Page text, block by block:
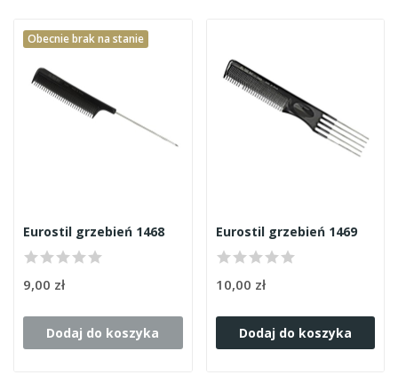
Obecnie brak na stanie
Eurostil grzebień 1468
9,00 zł
Dodaj do koszyka
Eurostil grzebień 1469
10,00 zł
Dodaj do koszyka